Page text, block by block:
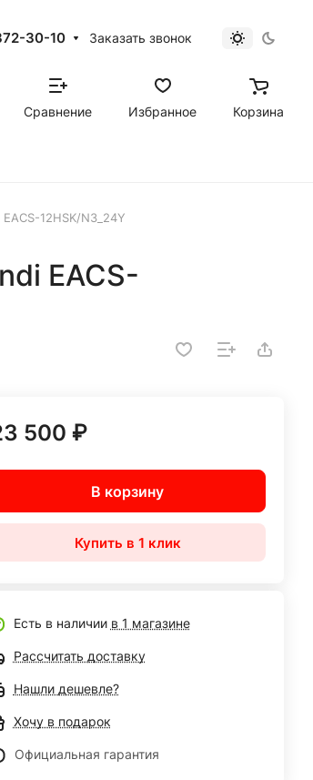
30-10 Заказать звонок
Сравнение Избранное Корзина
12HSK/N3_24Y
EACS-
500 ₽
В корзину
Купить в 1 клик
Есть в наличии в 1 магазине
Рассчитать доставку
Нашли дешевле?
Хочу в подарок
Официальная гарантия